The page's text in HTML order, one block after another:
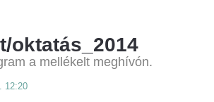
oktatás_2014
a mellékelt meghívón.
12:20